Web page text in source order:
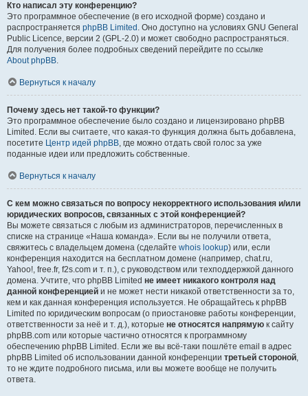
Кто написал эту конференцию?
Это программное обеспечение (в его исходной форме) создано и
распространяется phpBB Limited . Оно доступно на условиях GNU General
Public Licence, версии 2 (GPL-2.0) и может свободно распространяться.
Для получения более подробных сведений перейдите по ссылке
About phpBB.
Вернуться к началу
Почему здесь нет такой-то функции?
Это программное обеспечение было создано и лицензировано phpBB
Limited. Если вы считаете, что какая-то функция должна быть добавлена,
посетите Центр идей phpBB, где можно отдать свой голос за уже
поданные идеи или предложить собственные.
Вернуться к началу
С кем можно связаться по вопросу некорректного использования и/или
юридических вопросов, связанных с этой конференцией?
Вы можете связаться с любым из администраторов, перечисленных в
списке на странице «Наша команда». Если вы не получили ответа,
свяжитесь с владельцем домена (сделайте whois lookup) или, если
конференция находится на бесплатном домене (например, chat.ru,
Yahoo!, free.fr, f2s.com и т. п.), с руководством или техподдержкой данного
домена. Учтите, что phpBB Limited не имеет никакого контроля над
данной конференцией и не может нести никакой ответственности за то,
кем и как данная конференция используется. Не обращайтесь к phpBB
Limited по юридическим вопросам (о приостановке работы конференции,
ответственности за неё и т. д.), которые не относятся напрямую к сайту
phpBB.com или которые частично относятся к программному
обеспечению phpBB Limited. Если же вы всё-таки пошлёте email в адрес
phpBB Limited об использовании данной конференции третьей стороной,
то не ждите подробного письма, или вы можете вообще не получить
ответа.